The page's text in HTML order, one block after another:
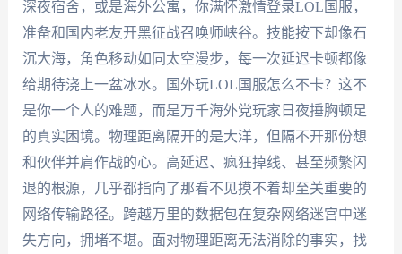
深夜宿舍，或是海外公寓，你满怀激情登录LOL国服，
准备和国内老友开黑征战召唤师峡谷。技能按下却像石
沉大海，角色移动如同太空漫步，每一次延迟卡顿都像
给期待浇上一盆冰水。国外玩LOL国服怎么不卡？这不
是你一个人的难题，而是万千海外党玩家日夜捶胸顿足
的真实困境。物理距离隔开的是大洋，但隔不开那份想
和伙伴并肩作战的心。高延迟、疯狂掉线、甚至频繁闪
退的根源，几乎都指向了那看不见摸不着却至关重要的
网络传输路径。跨越万里的数据包在复杂网络迷宫中迷
失方向，拥堵不堪。面对物理距离无法消除的事实，找